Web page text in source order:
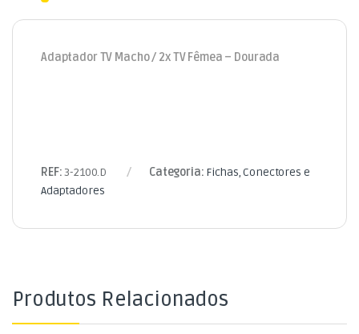
Adaptador TV Macho / 2x TV Fêmea – Dourada
REF:3-2100.D Categoria: Fichas, Conectores e
Adaptadores
Produtos Relacionados